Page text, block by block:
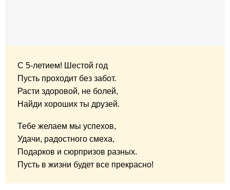
С 5-летием! Шестой год
Пусть проходит без забот.
Расти здоровой, не болей,
Найди хороших ты друзей.
Тебе желаем мы успехов,
Удачи, радостного смеха,
Подарков и сюрпризов разных.
Пусть в жизни будет все прекрасно!